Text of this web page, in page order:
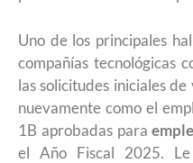
Uno de los principales
compañías tecnológicas
las solicitudes iniciales
nuevamente como el
1B aprobadas para
el Año Fiscal 2025. Le